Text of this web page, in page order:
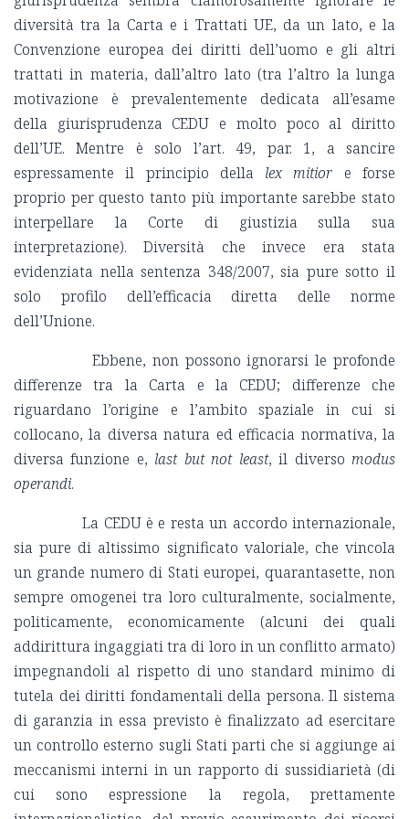
diversità tra la Carta e i Trattati UE, da un lato, e la
Convenzione europea dei diritti dell’uomo e gli altri
trattati in materia, dall’altro lato (tra l’altro la lunga
motivazione è prevalentemente dedicata all’esame
della giurisprudenza CEDU e molto poco al diritto
dell’UE. Mentre è solo l’art. 49, par. 1, a sancire
espressamente il principio della lex mitior e forse
proprio per questo tanto più importante sarebbe stato
interpellare la Corte di giustizia sulla sua
interpretazione). Diversità che invece era stata
evidenziata nella sentenza 348/2007, sia pure sotto il
solo profilo dell’efficacia diretta delle norme
dell’Unione.
Ebbene, non possono ignorarsi le profonde
differenze tra la Carta e la CEDU; differenze che
riguardano l’origine e l’ambito spaziale in cui si
collocano, la diversa natura ed efficacia normativa, la
diversa funzione e, last but not least, il diversomodus
operandi.
La CEDU è e resta un accordo internazionale,
sia pure di altissimo significato valoriale, che vincola
un grande numero di Stati europei, quarantasette, non
sempre omogenei tra loro culturalmente, socialmente,
politicamente, economicamente (alcuni dei quali
addirittura ingaggiati tra di loro in un conflitto armato)
impegnandoli al rispetto di uno standard minimo di
tutela dei diritti fondamentali della persona. Il sistema
di garanzia in essa previsto è finalizzato ad esercitare
un controllo esterno sugli Stati parti che si aggiunge ai
meccanismi interni in un rapporto di sussidiarietà (di
cui sono espressione la regola, prettamente